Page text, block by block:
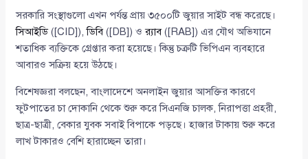
সরকারি সংস্থাগুলো এখন পর্যন্ত প্রায় ৩৫০০টি জুয়ার সাইট বন্ধ করেছে।
সিআইডি([CID]),ডিবি([DB]) ওর‌্যাব([RAB]) এর যৌথ অভিযানে
শতাধিক ব্যক্তিকে গ্রেপ্তার করা হয়েছে। কিন্তু চক্রটি ভিপিএন ব্যবহারে
আবারও সক্রিয় হয়ে উঠছে।
বিশেষজ্ঞরা বলছেন, বাংলাদেশে অনলাইন জুয়ার আসক্তির কারণে
ফুটপাতের চা দোকানি থেকে শুরু করে সিএনজি চালক, নিরাপত্তা প্রহরী,
ছাত্র-ছাত্রী, বেকার যুবক সবাই বিপাকে পড়ছে। হাজার টাকায় শুরু করে
লাখ টাকারও বেশি হারাচ্ছেন তারা।